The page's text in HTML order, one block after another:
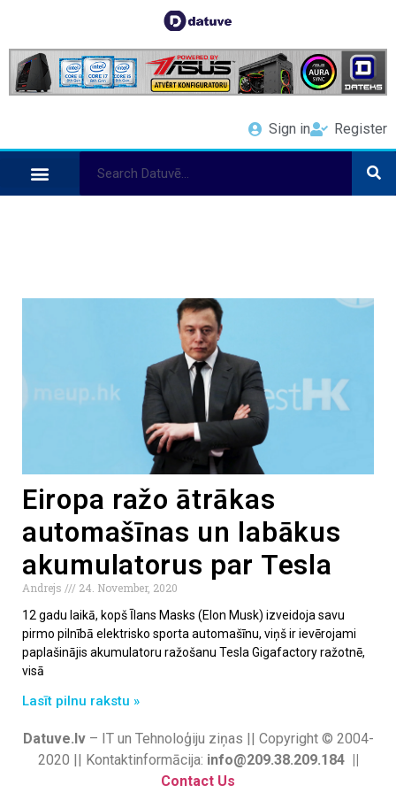
Sign in Register
Eiropa ražo ātrākas
automašīnas un labākus
akumulatorus par Tesla
Andrejs
24. November, 2020
12 gadu laikā, kopš Īlans Masks (Elon Musk) izveidoja savu
pirmo pilnībā elektrisko sporta automašīnu, viņš ir ievērojami
paplašinājis akumulatoru ražošanu Tesla Gigafactory ražotnē,
visā
Lasīt pilnu rakstu »
Datuve.lv– IT un Tehnoloģiju ziņas || Copyright © 2004-
2020 || Kontaktinformācija: info@209.38.209.184 ||
Contact Us